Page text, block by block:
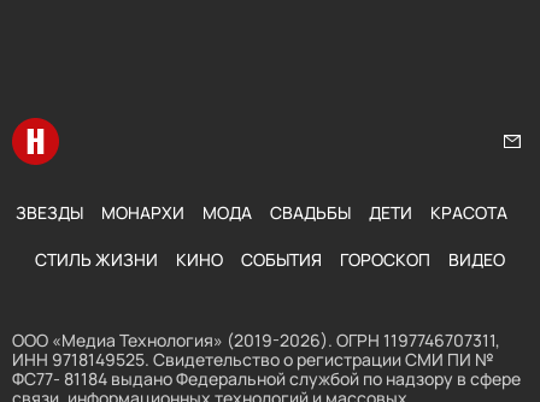
Перейти на главную
ЗВЕЗДЫ МОНАРХИ МОДА СВАДЬБЫ ДЕТИ КРАСОТА
СТИЛЬ ЖИЗНИ КИНО СОБЫТИЯ ГОРОСКОП ВИДЕО
ООО «Медиа Технология» (2019-2026). ОГРН 1197746707311,
ИНН 9718149525. Свидетельство о регистрации СМИ ПИ №
ФС77- 81184 выдано Федеральной службой по надзору в сфере
связи, информационных технологий и массовых